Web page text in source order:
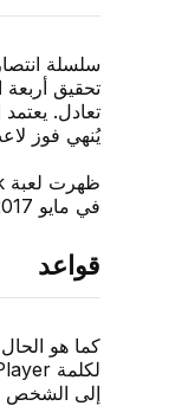
سلسلة
تحقيق أربعة
تعادل.
يُنهي فوز
في مايو 2017.
قواعد
كما هو
إلى الشخص